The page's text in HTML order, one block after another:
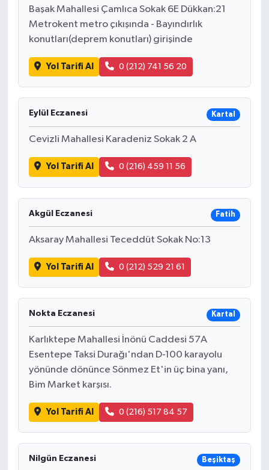
Başak Mahallesi Çamlıca Sokak 6E Dükkan:21
Metrokent metro çıkışında - Bayındırlık
konutları(deprem konutları) girişinde
Yol Tarifi Al 0 (212) 741 56 20
Eylül Eczanesi Kartal
Cevizli Mahallesi Karadeniz Sokak 2 A
Yol Tarifi Al 0 (216) 459 11 56
Akgül Eczanesi Fatih
Aksaray Mahallesi Teceddüt Sokak No:13
Yol Tarifi Al 0 (212) 529 21 61
Nokta Eczanesi Kartal
Karlıktepe Mahallesi İnönü Caddesi 57A
Esentepe Taksi Durağı'ndan D-100 karayolu
yönünde dönünce Sönmez Et'in üç bina yanı,
Bim Market karşısı.
Yol Tarifi Al 0 (216) 517 84 57
Nilgün Eczanesi Beşiktaş